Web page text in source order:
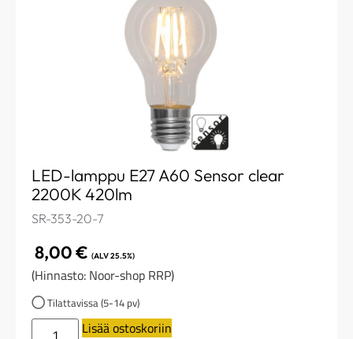
LED-lamppu E27 A60 Sensor clear
2200K 420lm
SR-353-20-7
8,00€ (ALV 25.5%)
(Hinnasto: Noor-shop RRP)
Tilattavissa (5-14 pv)
Lisää ostoskoriin